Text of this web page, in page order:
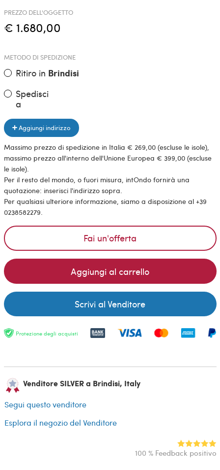
PREZZO DELL'OGGETTO
€ 1.680,00
METODO DI SPEDIZIONE
Ritiro in Brindisi
Spedisci
a
Aggiungi indirizzo
Massimo prezzo di spedizione in Italia € 269,00 (escluse le isole),
massimo prezzo all'interno dell'Unione Europea € 399,00 (escluse
le isole).
Per il resto del mondo, o fuori misura, intOndo fornirà una
quotazione: inserisci l'indirizzo sopra.
Per qualsiasi ulteriore informazione, siamo a disposizione al +39
0238582279.
Fai un'offerta
Aggiungi al carrello
Scrivi al Venditore
Protezione degli acquisti
Venditore SILVER a Brindisi, Italy
Segui questo venditore
Esplora il negozio del Venditore
100 % Feedback positivo